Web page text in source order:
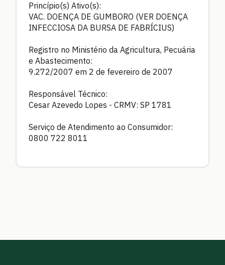
Princípio(s) Ativo(s):
VAC. DOENÇA DE GUMBORO (VER DOENÇA
INFECCIOSA DA BURSA DE FABRÍCIUS)
Registro no Ministério da Agricultura, Pecuária
e Abastecimento:
9.272/2007 em 2 de fevereiro de 2007
Responsável Técnico:
Cesar Azevedo Lopes - CRMV: SP 1781
Serviço de Atendimento ao Consumidor:
0800 722 8011